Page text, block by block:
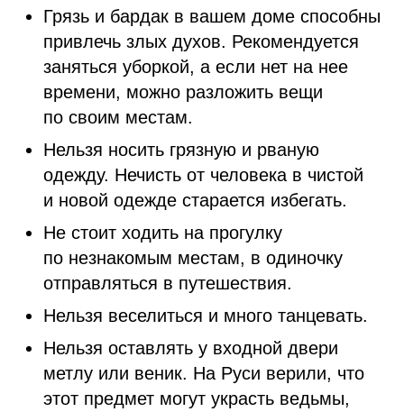
Грязь и бардак в вашем доме способны
привлечь злых духов. Рекомендуется
заняться уборкой, а если нет на нее
времени, можно разложить вещи
по своим местам.
Нельзя носить грязную и рваную
одежду. Нечисть от человека в чистой
и новой одежде старается избегать.
Не стоит ходить на прогулку
по незнакомым местам, в одиночку
отправляться в путешествия.
Нельзя веселиться и много танцевать.
Нельзя оставлять у входной двери
метлу или веник. На Руси верили, что
этот предмет могут украсть ведьмы,